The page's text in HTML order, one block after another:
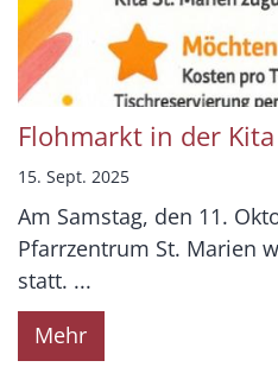
Flohmarkt in der Kita
15. Sept. 2025
Am Samstag, den 11.
Pfarrzentrum St. Marien
statt. ...
Mehr